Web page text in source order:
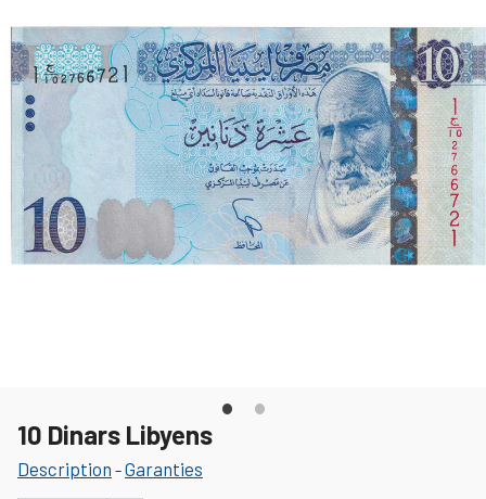
10 Dinars Libyens
Description -Garanties